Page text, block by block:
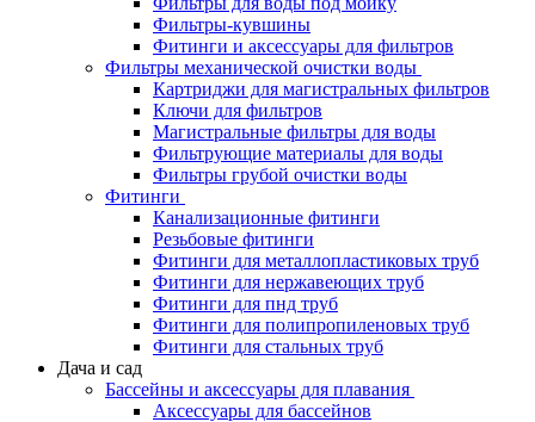
Фильтры-кувшины
Фитинги и аксессуары для фильтров
Фильтры механической очистки воды
Картриджи для магистральных фильтров
Ключи для фильтров
Магистральные фильтры для воды
Фильтрующие материалы для воды
Фильтры грубой очистки воды
Фитинги
Канализационные фитинги
Резьбовые фитинги
Фитинги для металлопластиковых труб
Фитинги для нержавеющих труб
Фитинги для пнд труб
Фитинги для полипропиленовых труб
Фитинги для стальных труб
Дача и сад
Бассейны и аксессуары для плавания
Аксессуары для бассейнов